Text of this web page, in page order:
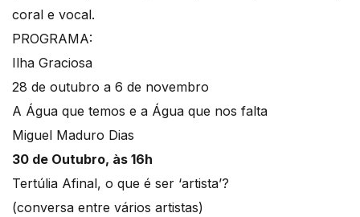
coral e vocal.
PROGRAMA:
Ilha Graciosa
28 de outubro a 6 de novembro
A Água que temos e a Água que nos falta
Miguel Maduro Dias
30 de Outubro, às 16h
Tertúlia Afinal, o que é ser ‘artista’?
(conversa entre vários artistas)